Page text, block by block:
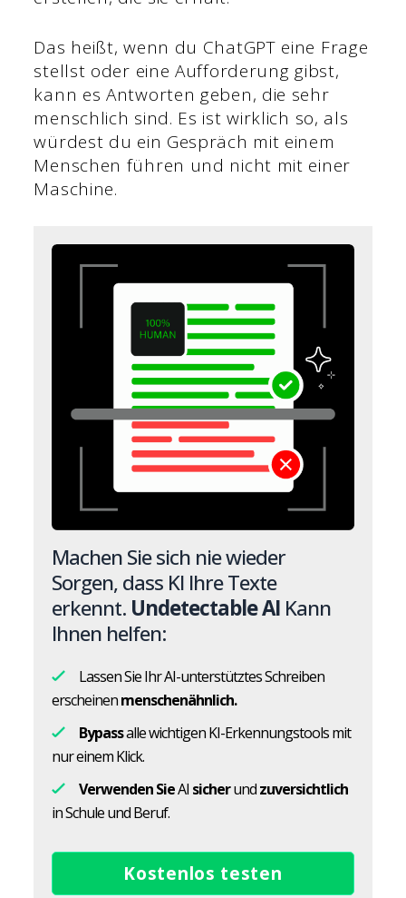
Das heißt, wenn du ChatGPT eine Frage
stellst oder eine Aufforderung gibst,
kann es Antworten geben, die sehr
menschlich sind. Es ist wirklich so, als
würdest du ein Gespräch mit einem
Menschen führen und nicht mit einer
Maschine.
Machen Sie sich nie wieder
Sorgen, dass KI Ihre Texte
erkennt. Undetectable AI Kann
Ihnen helfen:
Lassen Sie Ihr AI-unterstütztes Schreiben
erscheinenmenschenähnlich.
Bypassalle wichtigen KI-Erkennungstools mit
nur einem Klick.
Verwenden SieAI sicherundzuversichtlich
in Schule und Beruf.
Kostenlos testen